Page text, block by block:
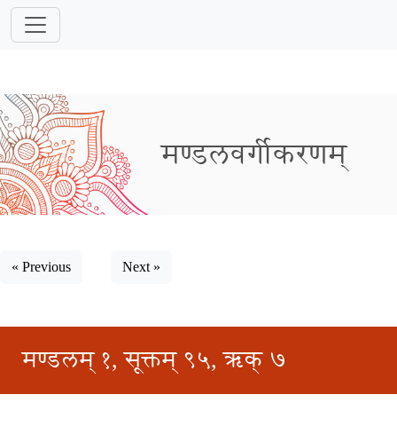
मण्डलवर्गीकरणम्
« Previous Next »
मण्डलम् १, सूक्तम् ९५, ऋक् ७